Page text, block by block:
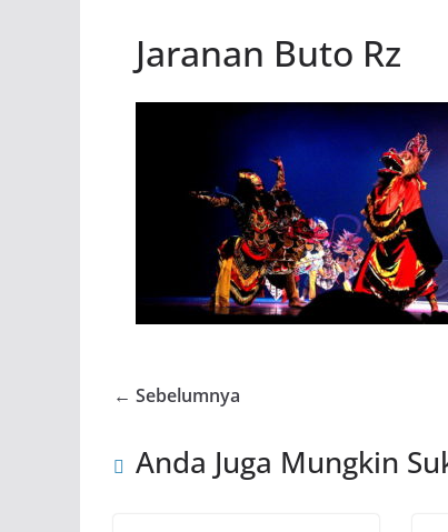
Jaranan Buto Rz
← Sebelumnya
Anda Juga Mungkin